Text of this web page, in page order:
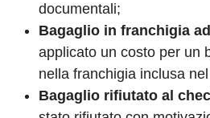
documentali;
Bagaglio in franchigia
applicato un costo per un
nella franchigia inclusa
Bagaglio rifiutato al